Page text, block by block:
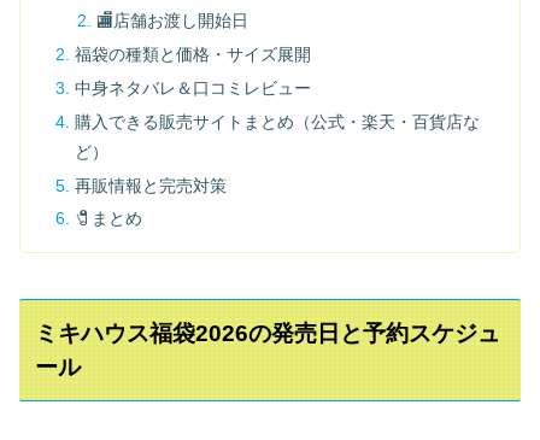
🏬店舗お渡し開始日
福袋の種類と価格・サイズ展開
中身ネタバレ＆口コミレビュー
購入できる販売サイトまとめ（公式・楽天・百貨店な
ど）
再販情報と完売対策
🧷まとめ
ミキハウス福袋2026の発売日と予約スケジュ
ール